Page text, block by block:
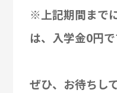
※上記期間まで
は、入学金0円で
ぜひ、お待ちし